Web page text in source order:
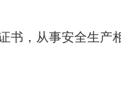
书，从事安全生产